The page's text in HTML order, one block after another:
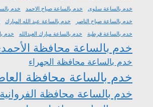
خدم بالساعة سلوى
خدم بالساعة صباح الاحمد
خدم
خدم بالساعة صباح الناصر
خدم بالساعة عبد الله المبارك
خدم بالساعة قرطبة
خدم بالساعة مبارك العبدالله خدم
خدم بالساعة محافظة
خدم بالساعة محافظة الجهراء
خدم بالساعة محافظة
خدم بالساعة محافظة الفروانية